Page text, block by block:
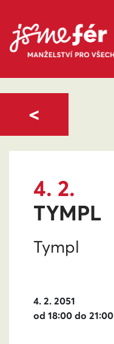
4. 2.
TYMPL
Tympl
4. 2. 2051
od 18:00 do 21:00
<